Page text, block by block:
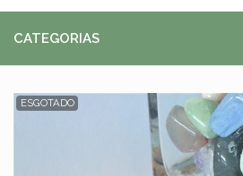
CATEGORIAS
ESGOTADO